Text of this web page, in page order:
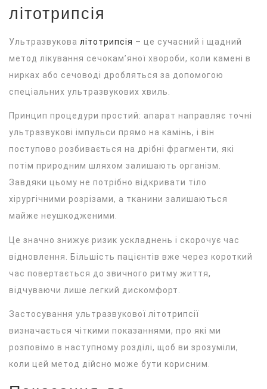
літотрипсія
Ультразвукова літотрипсія – це сучасний і щадний
метод лікування сечокам’яної хвороби, коли камені в
нирках або сечоводі дробляться за допомогою
спеціальних ультразвукових хвиль.
Принцип процедури простий: апарат направляє точні
ультразвукові імпульси прямо на камінь, і він
поступово розбивається на дрібні фрагменти, які
потім природним шляхом залишають організм.
Завдяки цьому не потрібно відкривати тіло
хірургічними розрізами, а тканини залишаються
майже неушкодженими.
Це значно знижує ризик ускладнень і скорочує час
відновлення. Більшість пацієнтів вже через короткий
час повертається до звичного ритму життя,
відчуваючи лише легкий дискомфорт.
Застосування ультразвукової літотрипсії
визначається чіткими показаннями, про які ми
розповімо в наступному розділі, щоб ви зрозуміли,
коли цей метод дійсно може бути корисним.